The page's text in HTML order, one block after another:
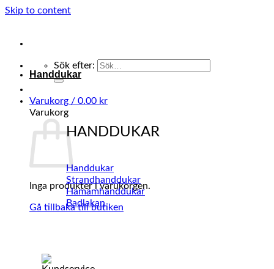
Skip to content
Sök efter:
Varukorg / 0.00 kr
Varukorg
Inga produkter i varukorgen.
Gå tillbaka till butiken
Handdukar
HANDDUKAR
Handdukar
Strandhanddukar
Hamamhanddukar
Badlakan